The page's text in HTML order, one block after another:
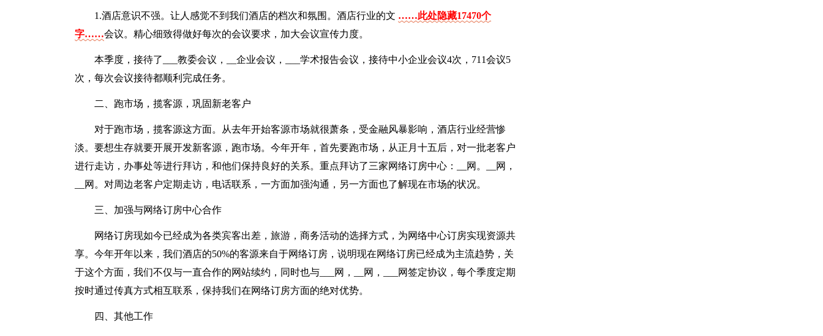
1.酒店意识不强。让人感觉不到我们酒店的档次和氛围。酒店行业的文 ……此处隐藏17470个
字……会议。精心细致得做好每次的会议要求，加大会议宣传力度。
本季度，接待了___教委会议，__企业会议，___学术报告会议，接待中小企业会议4次，711会议5
次，每次会议接待都顺利完成任务。
二、跑市场，揽客源，巩固新老客户
对于跑市场，揽客源这方面。从去年开始客源市场就很萧条，受金融风暴影响，酒店行业经营惨
淡。要想生存就要开展开发新客源，跑市场。今年开年，首先要跑市场，从正月十五后，对一批老客户
进行走访，办事处等进行拜访，和他们保持良好的关系。重点拜访了三家网络订房中心：__网。__网，
__网。对周边老客户定期走访，电话联系，一方面加强沟通，另一方面也了解现在市场的状况。
三、加强与网络订房中心合作
网络订房现如今已经成为各类宾客出差，旅游，商务活动的选择方式，为网络中心订房实现资源共
享。今年开年以来，我们酒店的50%的客源来自于网络订房，说明现在网络订房已经成为主流趋势，关
于这个方面，我们不仅与一直合作的网站续约，同时也与___网，__网，___网签定协议，每个季度定期
按时通过传真方式相互联系，保持我们在网络订房方面的绝对优势。
四、其他工作